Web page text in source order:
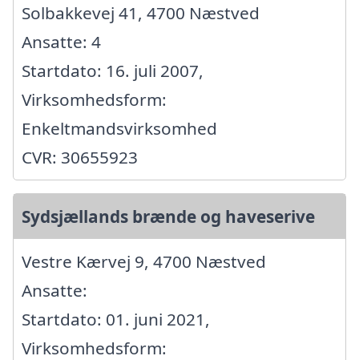
Solbakkevej 41, 4700 Næstved
Ansatte: 4
Startdato: 16. juli 2007,
Virksomhedsform:
Enkeltmandsvirksomhed
CVR: 30655923
Sydsjællands brænde og haveserive
Vestre Kærvej 9, 4700 Næstved
Ansatte:
Startdato: 01. juni 2021,
Virksomhedsform: